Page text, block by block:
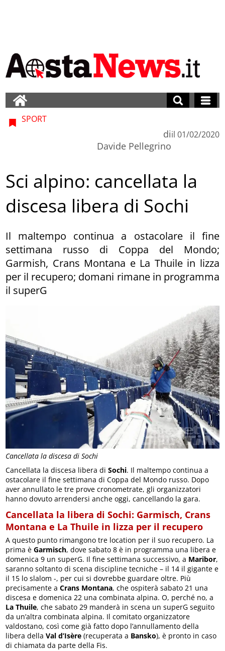
Cancellata la discesa di Sochi
SPORT
di
Davide Pellegrino
il 01/02/2020
Sci alpino: cancellata la
discesa libera di Sochi
Il maltempo continua a ostacolare il fine
settimana russo di Coppa del Mondo;
Garmish, Crans Montana e La Thuile in lizza
per il recupero; domani rimane in programma
il superG
Cancellata la discesa libera diSochi. Il maltempo continua a
ostacolare il fine settimana di Coppa del Mondo russo. Dopo
aver annullato le tre prove cronometrate, gli organizzatori
hanno dovuto arrendersi anche oggi, cancellando la gara.
Cancellata la libera di Sochi: Garmisch, Crans
Montana e La Thuile in lizza per il recupero
A questo punto rimangono tre location per il suo recupero. La
prima èGarmisch, dove sabato 8 è in programma una libera e
domenica 9 un superG. Il fine settimana successivo, a Maribor,
saranno soltanto di scena discipline tecniche – il 14 il gigante e
il 15 lo slalom -, per cui si dovrebbe guardare oltre. Più
precisamente aCrans Montana, che ospiterà sabato 21 una
discesa e domenica 22 una combinata alpina. O, perché no, a
La Thuile, che sabato 29 manderà in scena un superG seguito
da un’altra combinata alpina. Il comitato organizzatore
valdostano, così come già fatto dopo l’annullamento della
libera dellaVal d’Isère (recuperata a Bansko), è pronto in caso
di chiamata da parte della Fis.